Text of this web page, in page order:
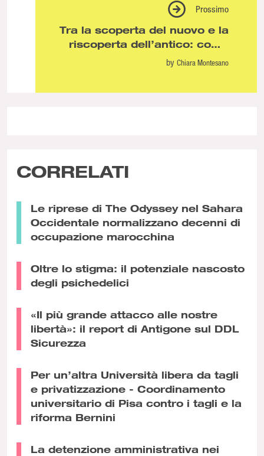
Prossimo
Tra la scoperta del nuovo e la
riscoperta dell’antico: come
TikTok sta influenzando il
by Chiara Montesano
CORRELATI
Le riprese di The Odyssey nel Sahara
Occidentale normalizzano decenni di
occupazione marocchina
Oltre lo stigma: il potenziale nascosto
degli psichedelici
«Il più grande attacco alle nostre
libertà»: il report di Antigone sul DDL
Sicurezza
Per un’altra Università libera da tagli
e privatizzazione - Coordinamento
universitario di Pisa contro i tagli e la
riforma Bernini
La detenzione amministrativa nei